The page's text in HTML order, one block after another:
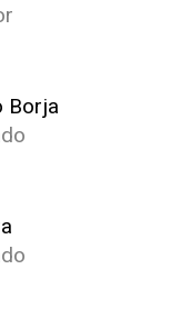
Borja